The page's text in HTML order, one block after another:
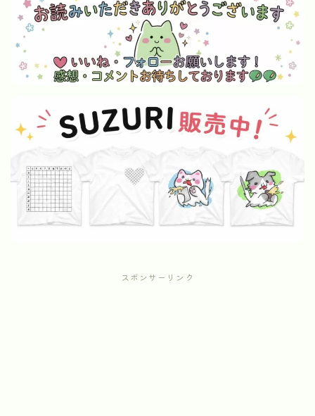
スポンサーリンク